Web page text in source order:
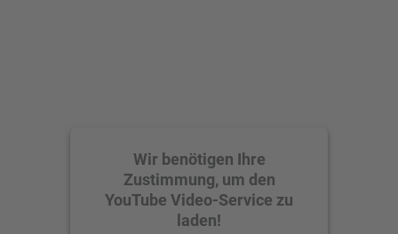
Wir benötigen Ihre
Zustimmung, um den
YouTube Video-Service zu
laden!